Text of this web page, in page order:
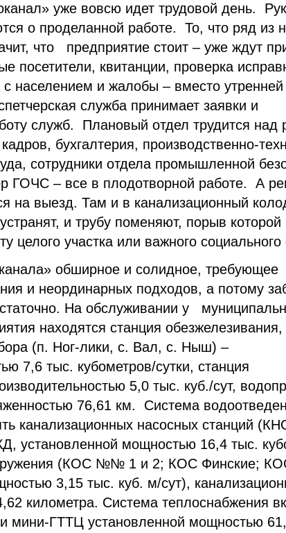
уже вовсю идет трудовой день.
о проделанной работе. То, что ряд из
что предприятие стоит – уже ждут
посетители, квитанции, проверка
с населением и жалобы – вместо утренней
служба принимает заявки и
служб. Плановый отдел трудится над
бухгалтерия, производственно-
сотрудники отдела промышленной
ГОЧС – все в плодотворной работе. А
на выезд. Там и в канализационный
устранят, и трубу поменяют, порыв
целого участка или важного социального
обширное и солидное, требующее
и неординарных подходов, а потому
На обслуживании у
находятся станция обезжелезивания,
(п. Ног-лики, с. Вал, с. Ныш) –
7,6 тыс. кубометров/сутки, станция
5,0 тыс. куб./сут,
76,61 км. Система
канализационных насосных станций
установленной мощностью 16,4 тыс.
(КОС №№ 1 и 2; КОС Финские;
3,15 тыс. куб. м/сут),
километра. Система теплоснабжения
мини-ГТТЦ установленной мощностью